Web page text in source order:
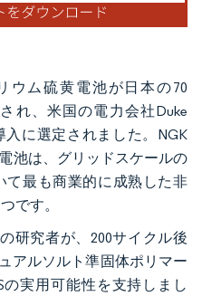
ウム硫黄電池が日本の70
れ、米国の電力会社Duke
入に選定されました。NGK
池は、グリッドスケールの
て最も商業的に成熟した非
です。
研究者が、200サイクル後
アルソルト準固体ポリマー
実用可能性を支持しまし